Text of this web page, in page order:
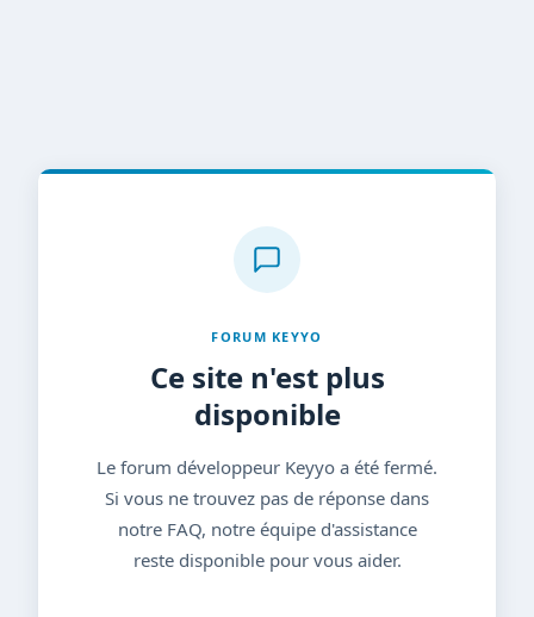
FORUM KEYYO
Ce site n'est plus
disponible
Le forum développeur Keyyo a été fermé.
Si vous ne trouvez pas de réponse dans
notre FAQ, notre équipe d'assistance
reste disponible pour vous aider.